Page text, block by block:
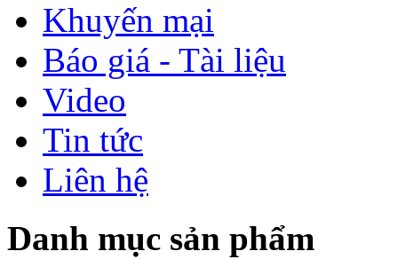
Khuyến mại
Báo giá - Tài liệu
Video
Tin tức
Liên hệ
Danh mục sản phẩm